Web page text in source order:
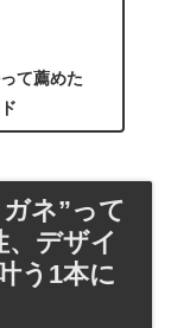
て薦めた
ネ”って
デザイ
う1本に